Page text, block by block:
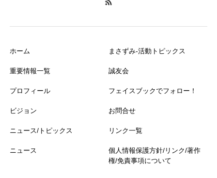
ホーム
重要情報一覧
プロフィール
ビジョン
ニュース/トピックス
ニュース
まさずみ-活動トピックス
誠友会
フェイスブックでフォロー！
お問合せ
リンク一覧
個人情報保護方針/リンク/著作
権/免責事項について